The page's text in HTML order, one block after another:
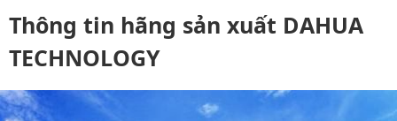
Thông tin hãng sản xuất DAHUA
TECHNOLOGY